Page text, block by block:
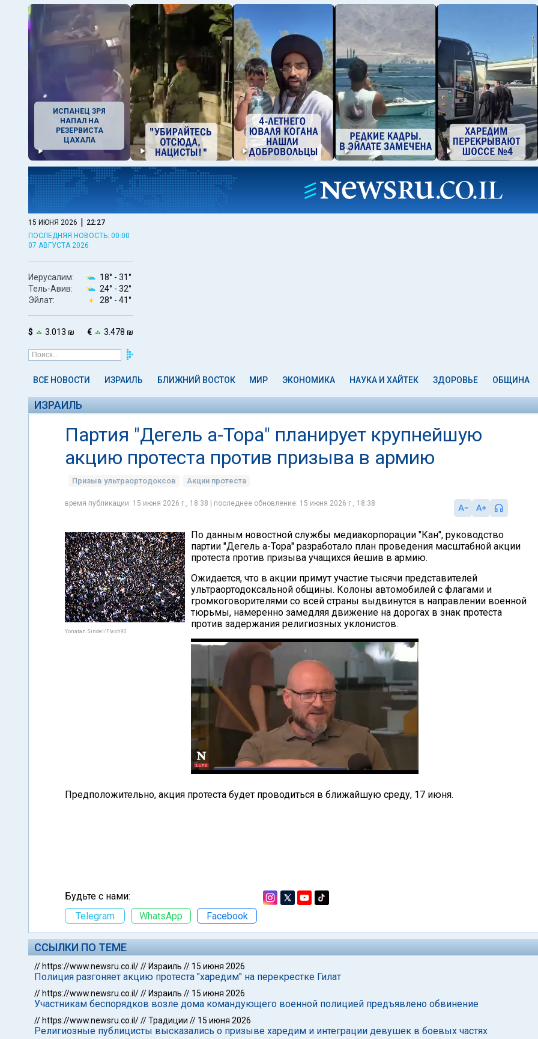
ИСПАНЕЦ ЗРЯ
НАПАЛ НА
РЕЗЕРВИСТА
ЦАХАЛА
15 ИЮНЯ 2026 | 22:27
ПОСЛЕДНЯЯ НОВОСТЬ: 00:00
07 АВГУСТА 2026
Иерусалим: 18° - 31°
Тель-Авив:
24° - 32°
Эйлат:
28° - 41°
$ 3.013 ₪ € 3.478 ₪
ВСЕ НОВОСТИ ИЗРАИЛЬ БЛИЖНИЙ ВОСТОК МИР ЭКОНОМИКА НАУКА И ХАЙТЕК ЗДОРОВЬЕ ОБЩИНА
ИЗРАИЛЬ
Партия "Дегель а-Тора" планирует крупнейшую
акцию протеста против призыва в армию
Призыв ультраортодоксов Акции протеста
время публикации: 15 июня 2026 г., 18:38 | последнее обновление: 15 июня 2026 г., 18:38
Yonatan Sindel/Flash90
По данным новостной службы медиакорпорации "Кан", руководство
партии "Дегель а-Тора" разработало план проведения масштабной акции
протеста против призыва учащихся йешив в армию.
Ожидается, что в акции примут участие тысячи представителей
ультраортодоксальной общины. Колоны автомобилей с флагами и
громкоговорителями со всей страны выдвинутся в направлении военной
тюрьмы, намеренно замедляя движение на дорогах в знак протеста
против задержания религиозных уклонистов.
Предположительно, акция протеста будет проводиться в ближайшую среду, 17 июня.
Будьте с нами:
Telegram
WhatsApp Facebook
ССЫЛКИ ПО ТЕМЕ
// https://www.newsru.co.il/// Израиль // 15 июня 2026
Полиция разгоняет акцию протеста "харедим" на перекрестке Гилат
// https://www.newsru.co.il/// Израиль // 15 июня 2026
Участникам беспорядков возле дома командующего военной полицией предъявлено обвинение
// https://www.newsru.co.il///Традиции // 15 июня 2026
Религиозные публицисты высказались о призыве харедим и интеграции девушек в боевых частях